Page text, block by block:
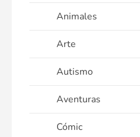
Animales
Arte
Autismo
Aventuras
Cómic